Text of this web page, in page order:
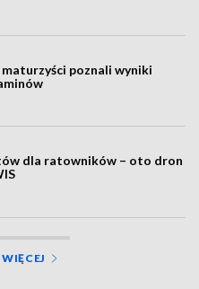
poznali wyniki
dla ratowników – oto dron